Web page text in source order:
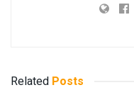
Related Posts